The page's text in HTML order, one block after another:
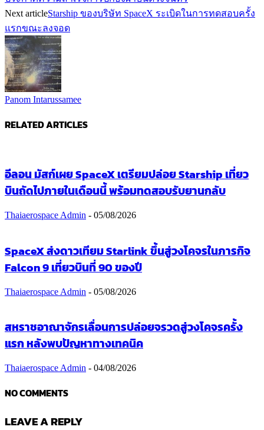
Next articleStarship ของบริษัท SpaceX ระเบิดในการทดสอบครั้ง
แรกขณะลงจอด
Panom Intarussamee
RELATED ARTICLES
อีลอน มัสก์เผย SpaceX เตรียมปล่อย Starship เที่ยว
บินถัดไปภายในเดือนนี้ พร้อมทดสอบรับยานกลับ
Thaiaerospace Admin - 05/08/2026
SpaceX ส่งดาวเทียม Starlink ขึ้นสู่วงโคจรในภารกิจ
Falcon 9 เที่ยวบินที่ 90 ของปี
Thaiaerospace Admin - 05/08/2026
สหราชอาณาจักรเลื่อนการปล่อยจรวดสู่วงโคจรครั้ง
แรก หลังพบปัญหาทางเทคนิค
Thaiaerospace Admin - 04/08/2026
NO COMMENTS
LEAVE A REPLY